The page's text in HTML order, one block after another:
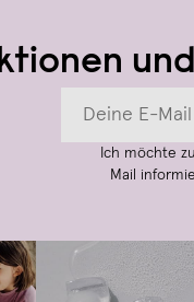
Ich möchte
Mail